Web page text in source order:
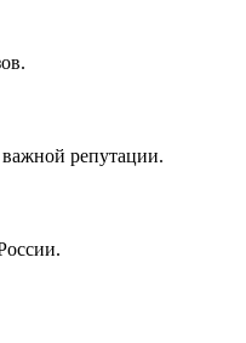
репутации.